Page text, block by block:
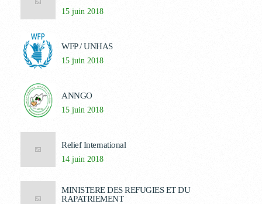
15 juin 2018
WFP / UNHAS
15 juin 2018
ANNGO
15 juin 2018
Relief International
14 juin 2018
MINISTERE DES REFUGIES ET DU
RAPATRIEMENT